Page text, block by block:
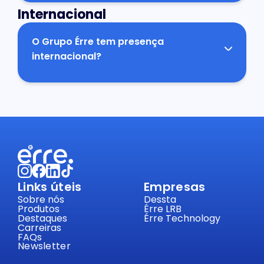
que não exista uma vaga em aberto.
Internacional
O Grupo Érre tem presença
internacional?
Links úteis
Sobre nós
Produtos
Destaques
Carreiras
FAQs
Newsletter
Empresas
Dessta
Érre LRB
Érre Technology